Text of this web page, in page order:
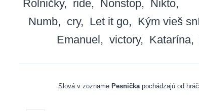
Rolničky
ride Nonstop
Nikto
Numb
cry Let it go Kým vieš
Emanuel
victory Katarína
Slová v zozname Pesničkapochádzajú od